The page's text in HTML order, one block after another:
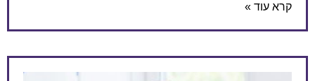
קרא עוד »